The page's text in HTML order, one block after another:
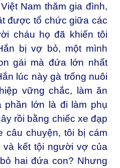
Nam thăm gia đình,
được tổ chức giữa các
cháu họ đã khiến tôi
bị vợ bỏ, một mình
gái mà đứa lớn nhất
lúc này gà trống nuôi
vững chắc, làm ăn
phần lớn là đi làm phụ
rồi bằng chiếc xe đạp
câu chuyện, tôi bị cám
kết tội người vợ của
hai đứa con? Nhưng